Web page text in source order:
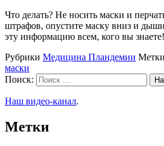
Что делать? Не носить маски и
штрафов, опустите маску вниз и
эту информацию всем, кого вы знаете!
Рубрики Медицина Пландемии Метки
маски
Поиск:
Наш видео-канал.
Метки